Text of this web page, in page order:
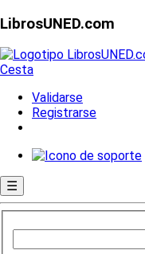
LibrosUNED.com
Cesta
Validarse
Registrarse
☰